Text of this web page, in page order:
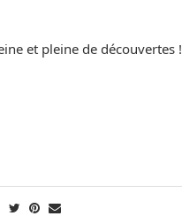
et pleine de découvertes !